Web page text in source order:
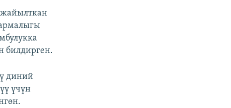
билдирген.
диний
үчүн